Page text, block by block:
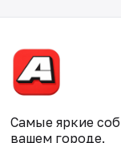
Самые яркие
вашем городе.